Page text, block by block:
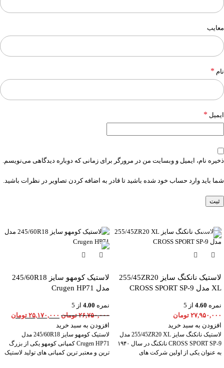
معایب
نام *
ایمیل *
ذخیره نام، ایمیل و وبسایت من در مرورگر برای زمانی که دوباره دیدگاهی می‌نویسم.
شما باید وارد حساب خود شده باشید تا قادر به اضافه کردن تصاویر در نظرات باشید.
لاستیک نانکنگ سایز 255/45ZR20
XL مدل CROSS SPORT SP-9
نمره 4.60 از 5
۲۷,۹۵۰,۰۰۰ تومان
افزودن به سبد خرید
لاستیک نانکنگ سایز 255/45ZR20 XL مدل
CROSS SPORT SP-9 نانکنگ در سال ۱۹۴۰
به عنوان یکی از اولین شرکت های
-6%
لاستیک کومهو سایز 245/60R18
مدل Crugen HP71
نمره 4.00 از 5
۲۶,۷۵۰,۰۰۰ تومان ۲۵,۱۷۰,۰۰۰ تومان
افزودن به سبد خرید
لاستیک کومهو سایز 245/60R18 مدل
Crugen HP71 کمپانی کومهو یکی از بزرگ
ترین و معتبر ترین کمپانی های تولید لاستیک